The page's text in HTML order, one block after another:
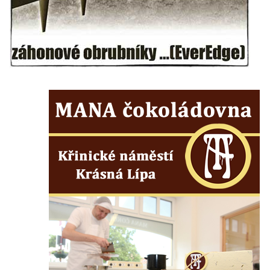
Kaple v Režném Újezdě
Kaple v Bílince
Kostel Čtrnácti svatých pomocníků v
Mělníku
Mělníku
Kostel svaté Ludmily v Mělníku
Evangelický kostel v Mělníku
Kostel svatého Víta v Dobřanech
Kostel svatého Mikuláše v Dobřanech
Kostel Nanebevzetí Panny Marie v
Netolicích
Kostel svatého Václava v Netolicích
Kostel svatého Vavřince v Pištíně
Kostel svatého Václava ve Zlivi